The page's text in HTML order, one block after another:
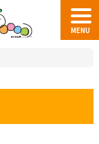
MENU